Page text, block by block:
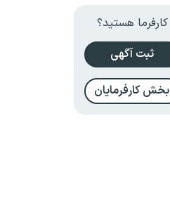
کارفرما هستید؟
ثبت آگهی
بخش کارفرمایان